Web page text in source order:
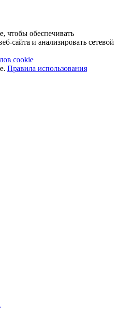
чтобы обеспечивать
сайта и анализировать сетевой
cookie
Правила использования